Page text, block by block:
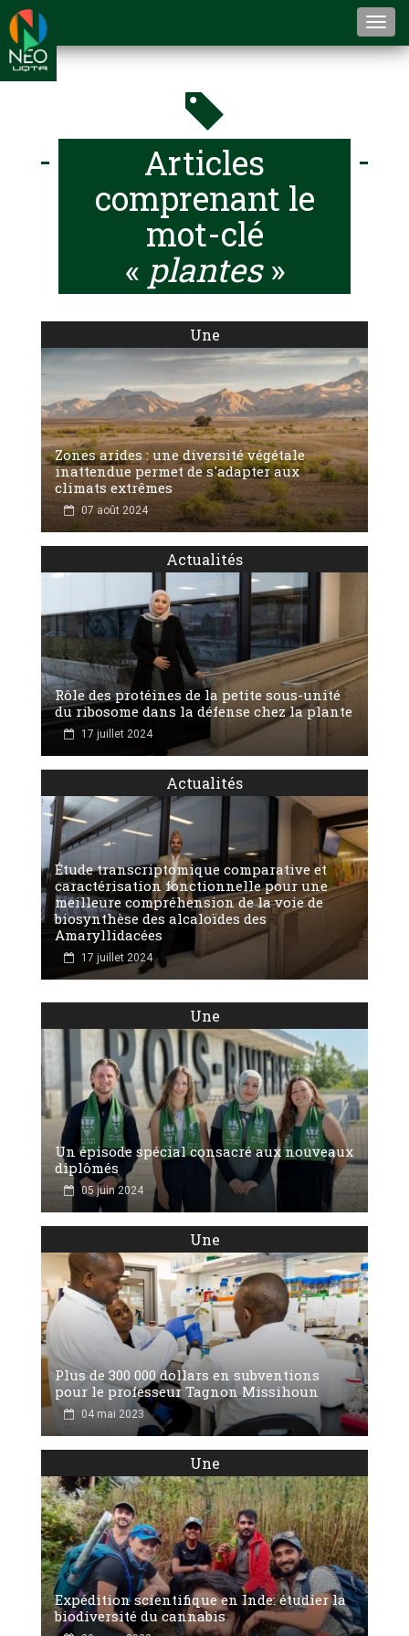
Articles
comprenant le
mot-clé
« plantes»
Une
Zones arides : une diversité végétale
inattendue permet de s'adapter aux
climats extrêmes
07 août 2024
Actualités
Rôle des protéines de la petite sous-unité
du ribosome dans la défense chez la plante
17 juillet 2024
Actualités
Étude transcriptomique comparative et
caractérisation fonctionnelle pour une
meilleure compréhension de la voie de
biosynthèse des alcaloïdes des
Amaryllidacées
17 juillet 2024
Une
Un épisode spécial consacré aux nouveaux
diplômés
05 juin 2024
Une
Plus de 300 000 dollars en subventions
pour le professeur Tagnon Missihoun
04 mai 2023
Une
Expédition scientifique en Inde: étudier la
biodiversité du cannabis